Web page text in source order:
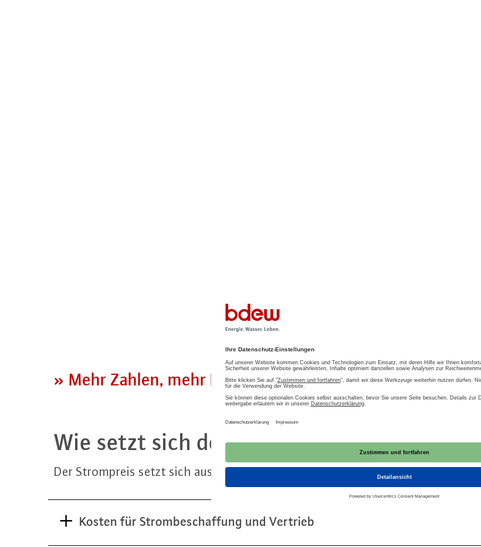
» Mehr Zahlen, mehr Insights: zur BDEW-
Wie setzt sich der Strom­preis zusammen?
Der Strom­preis setzt sich aus drei Be­stand­tei­len zusammen:
Kosten für Strombeschaffung und Vertrieb